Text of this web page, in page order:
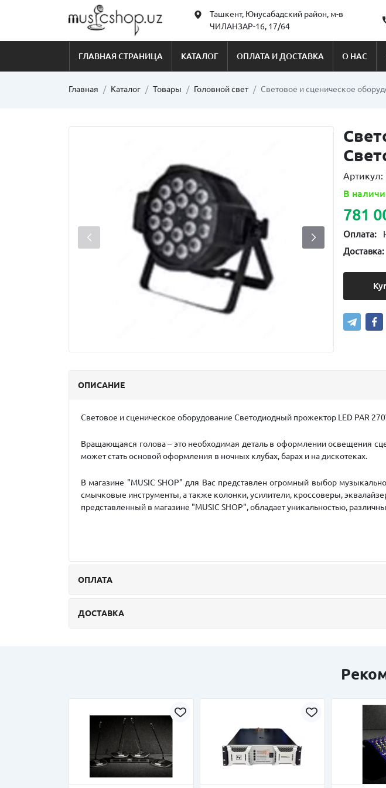
Ташкент, Юнусабадский район, м-в
ЧИЛАНЗАР-16, 17/64
ГЛАВНАЯ СТРАНИЦА КАТАЛОГ ОПЛАТА И ДОСТАВКА О НАС
Главная Каталог Товары Головной свет Световое и сценическое
Артикул:
В
781
Оплата:
Доставка:
ОПИСАНИЕ
Световое и сценическое оборудование Светодиодный прожектор LED PAR
Вращающаяся голова – это необходимая деталь в оформлении освещения
может стать основой оформления в ночных клубах, барах и на дискотеках.
В магазине "MUSIC SHOP" для Вас представлен огромный выбор
смычковые инструменты, а также колонки, усилители, кроссоверы,
представленный в магазине "MUSIC SHOP", обладает уникальностью,
ОПЛАТА
ДОСТАВКА